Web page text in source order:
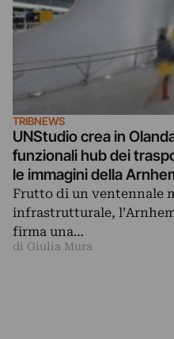
TRIBNEWS
UNStudio crea in
funzionali hub dei
le immagini della
Frutto di un ventennale
infrastrutturale,
firma una…
di Giulia Mura